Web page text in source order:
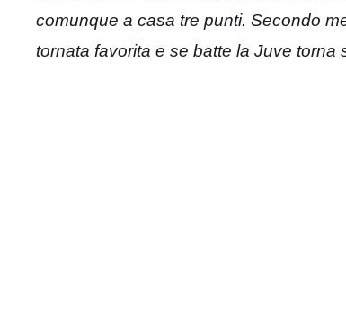
comunque a casa tre punti. Secondo
tornata favorita e se batte la Juve torna